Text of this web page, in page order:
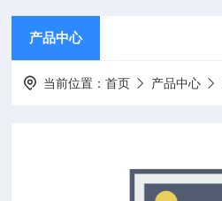
产品中心
当前位置：首页 产品中心